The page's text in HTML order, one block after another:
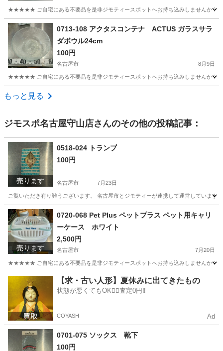
★★★★★ ご自宅にある不要品を是非ジモティースポットへお持ち込みしませんか？
愛知 名古屋市 手鍋
0713-108 アクタスコンテナ ACTUS ガラスサラ
ダボウル24cm
100円
名古屋市 8月9日
★★★★★ ご自宅にある不要品を是非ジモティースポットへお持ち込みしませんか？
愛知 名古屋市
もっと見る
ジモスポ名古屋守山店さんのその他の投稿記事：
売ります
0518-024 トランプ
100円
名古屋市 7月23日
ご覧いただき有り難うございます。 名古屋市とジモティーが連携して運営してい
愛知 名古屋市 リユース
売ります
0720-068 Pet Plus ペットプラス ペット用キャリ
ーケース ホワイト
2,500円
名古屋市 7月20日
★★★★★ ご自宅にある不要品を是非ジモティースポットへお持ち込みしませんか？
その他
【求・古い人形】夏休みに出てきたもの
状態が悪くてもOK🙆‍♀️査定0円‼️
COYASH Ad
0701-075 ソックス 靴下
100円